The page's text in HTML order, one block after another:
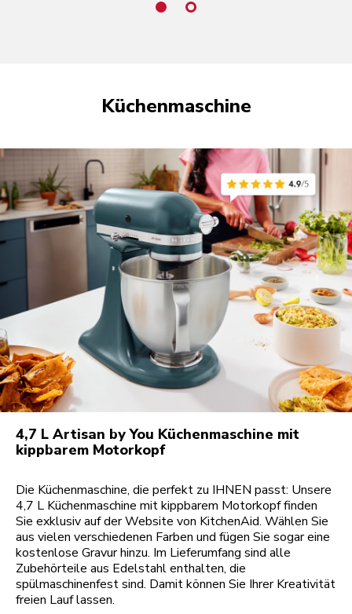
Küchen­maschine
4,7 L Artisan by You Küchenmaschine mit
kippbarem Motorkopf
Die Küchenmaschine, die perfekt zu IHNEN passt: Unsere
4,7 L Küchenmaschine mit kippbarem Motorkopf finden
Sie exklusiv auf der Website von KitchenAid. Wählen Sie
aus vielen verschiedenen Farben und fügen Sie sogar eine
kostenlose Gravur hinzu. Im Lieferumfang sind alle
Zubehörteile aus Edelstahl enthalten, die
spülmaschinenfest sind. Damit können Sie Ihrer Kreativität
freien Lauf lassen.